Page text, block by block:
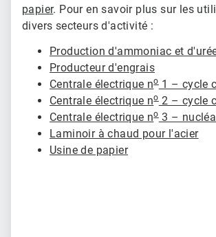
papier. Pour en savoir plus sur les
divers secteurs d'activité :
Production d'ammoniac et
Producteur d'engrais
Centrale électrique no1 – cycle
Centrale électrique no2 – cycle
Centrale électrique no3 –
Laminoir à chaud pour l'acier
Usine de papier